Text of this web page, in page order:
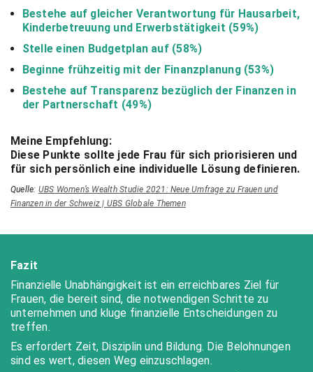
Bestehe auf gleicher Verantwortung für Hausarbeit,
Kinderbetreuung und Erwerbstätigkeit (59%)
Stelle einen Budgetplan auf (58%)
Beginne frühzeitig mit der Finanzplanung (53%)
Bestehe auf Transparenz bezüglich der Finanzen in
der Partnerschaft (49%)
Meine Empfehlung:
Diese Punkte sollte jede Frau für sich priorisieren und
für sich persönlich eine individuelle Lösung definieren.
Quelle: UBS Women’s Wealth Studie 2021: Neue Umfrage zu Frauen und
Finanzen in der Schweiz | UBS Globale Themen
Fazit
Finanzielle Unabhängigkeit ist ein erreichbares Ziel für
Frauen, die bereit sind, die notwendigen Schritte zu
unternehmen und kluge finanzielle Entscheidungen zu
treffen.
Es erfordert Zeit, Disziplin und Bildung. Die Belohnungen
sind es wert, diesen Weg einzuschlagen.